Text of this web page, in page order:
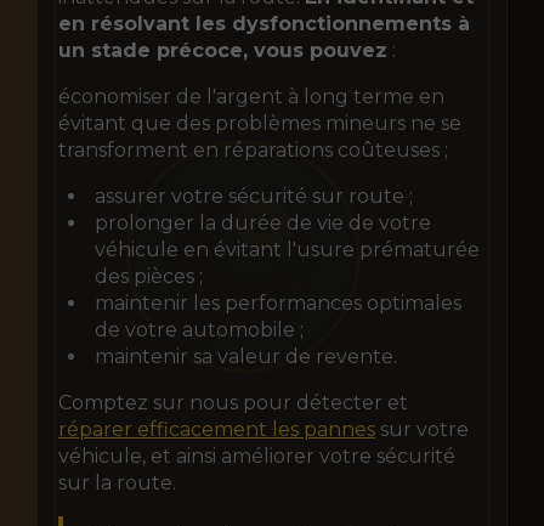
en résolvant les dysfonctionnements à
un stade précoce, vous pouvez :
économiser de l'argent à long terme en
évitant que des problèmes mineurs ne se
transforment en réparations coûteuses ;
assurer votre sécurité sur route ;
prolonger la durée de vie de votre
véhicule en évitant l'usure prématurée
des pièces ;
maintenir les performances optimales
de votre automobile ;
maintenir sa valeur de revente.
Comptez sur nous pour détecter et
réparer efficacement les pannes sur votre
véhicule, et ainsi améliorer votre sécurité
sur la route.